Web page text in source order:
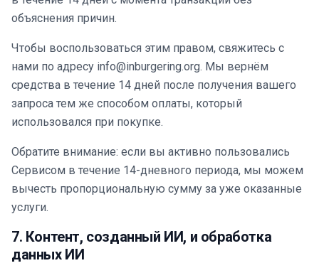
объяснения причин.
Чтобы воспользоваться этим правом, свяжитесь с
нами по адресу info@inburgering.org. Мы вернём
средства в течение 14 дней после получения вашего
запроса тем же способом оплаты, который
использовался при покупке.
Обратите внимание: если вы активно пользовались
Сервисом в течение 14-дневного периода, мы можем
вычесть пропорциональную сумму за уже оказанные
услуги.
7. Контент, созданный ИИ, и обработка
данных ИИ